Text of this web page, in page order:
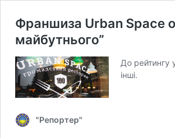
Франшиза Urban Space
майбутнього”
До рейтингу
інші.
"Репортер"